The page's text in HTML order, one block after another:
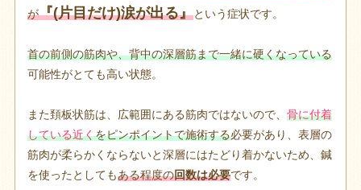
が『(片目だけ)涙が出る』という症状です。
首の前側の筋肉や、背中の深層筋まで一緒に硬くなっている
可能性がとても高い状態。
また頚板状筋は、広範囲にある筋肉ではないので、 骨に付着
している近くをピンポイントで施術する必要があり、表層の
筋肉が柔らかくならないと深層にはたどり着かないため、鍼
を使ったとしてもある程度の回数は必要です。